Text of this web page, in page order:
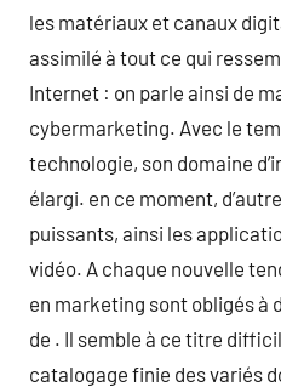
les matériaux et canaux
assimilé à tout ce qui
Internet : on parle ainsi de
cybermarketing. Avec le
technologie, son domaine
élargi. en ce moment,
puissants, ainsi les
vidéo. A chaque nouvelle
en marketing sont obligés à
de . Il semble à ce titre
catalogage finie des variés